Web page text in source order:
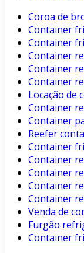
Coroa de
Container
Container
Container
Container
Container
Locação de
Container
Container
Reefer
Container
Container
Container
Container
Container
Venda de
Furgão
Container